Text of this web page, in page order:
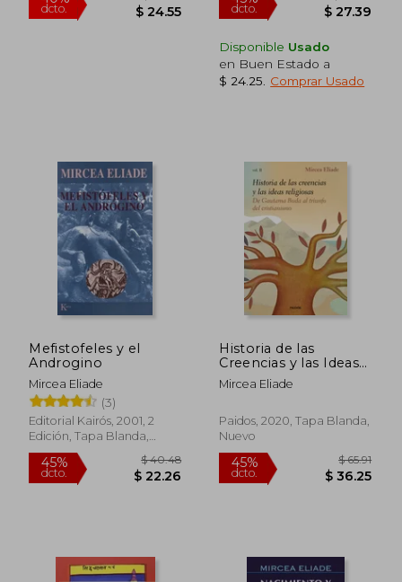
45%
dcto.
Disponible Usado
en Buen Estado a
$ 24.25
Comprar Usado
Mefistofeles y el
Androgino
Mircea Eliade
(3)
Editorial Kairós, 2001, 2
Edición, Tapa Blanda,
Nuevo
Historia de las
Creencias y las Ideas
Religiosas (Ii)
Mircea Eliade
Paidos, 2020, Tapa Blanda,
Nuevo